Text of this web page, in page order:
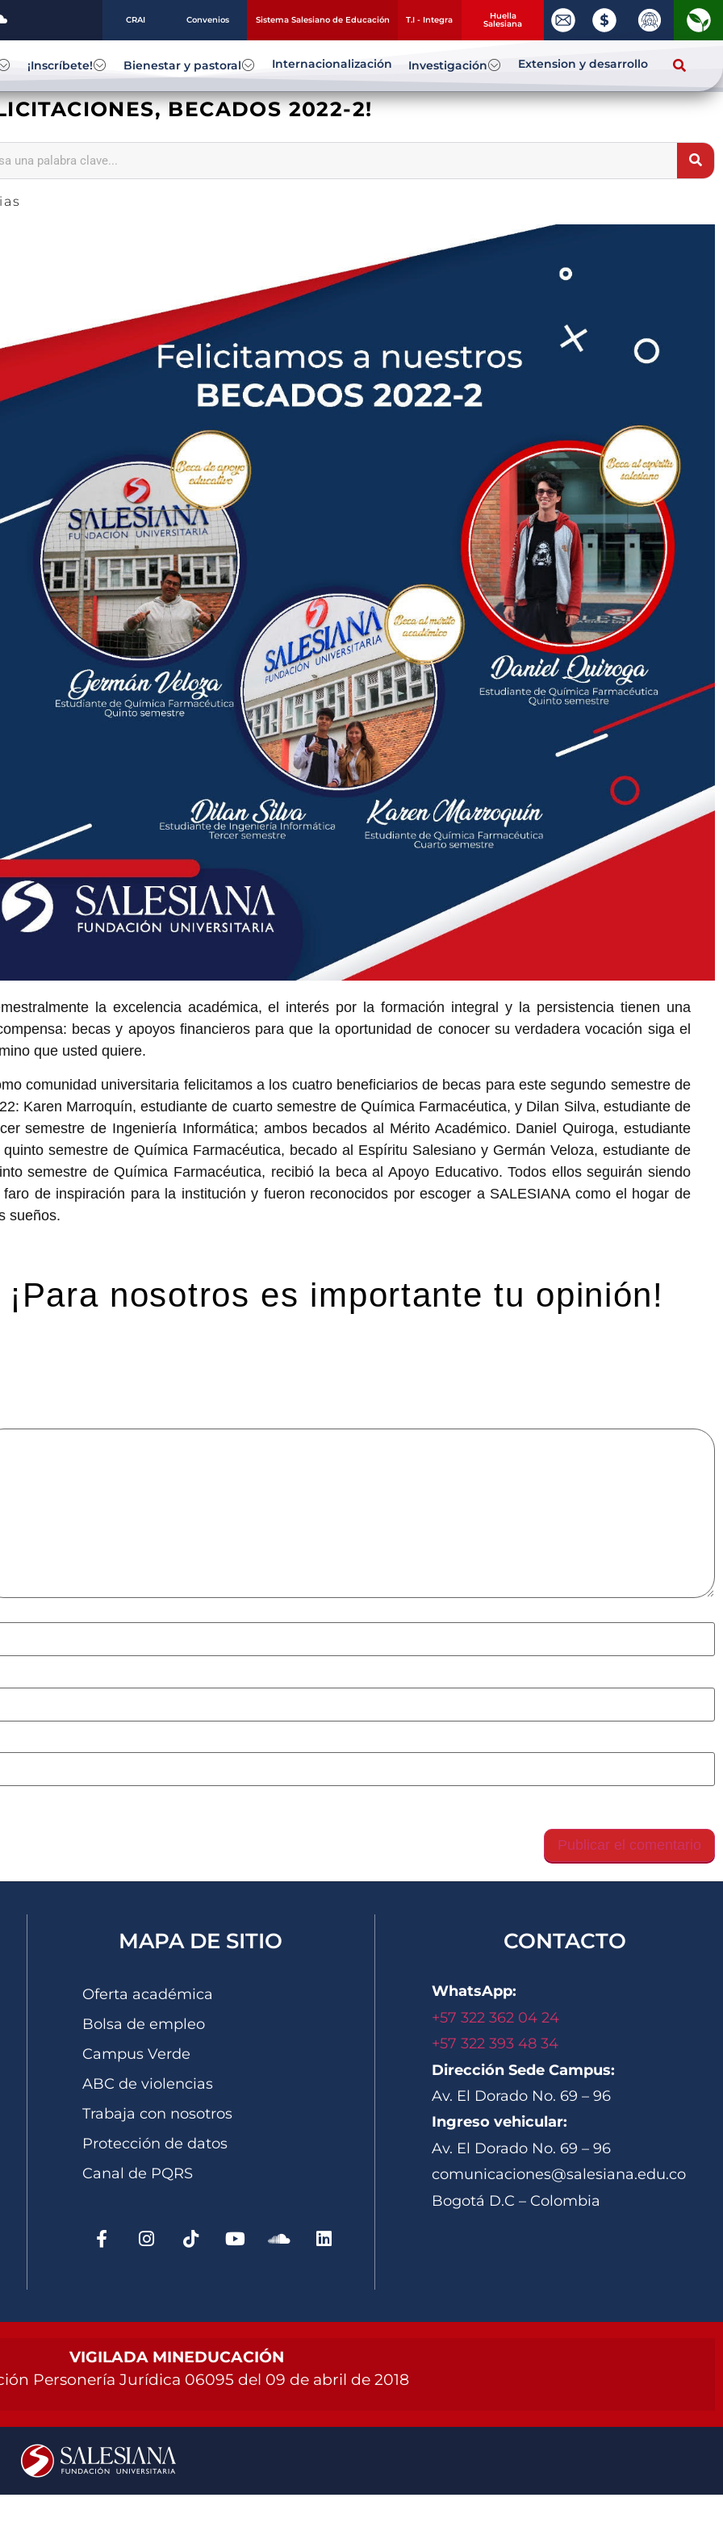
CRAI Convenios Sistema Salesiano de Educación T.I - Integra Huella
Salesiana
¡Inscríbete! Bienestar y pastoral Internacionalización Investigación Extension y desarrollo
BECADOS 2022-2!
la excelencia académica, el interés por la formación integral y la persistencia tienen una
becas y apoyos financieros para que la oportunidad de conocer su verdadera vocación siga el
que usted quiere.
comunidad universitaria felicitamos a los cuatro beneficiarios de becas para este segundo semestre de
Karen Marroquín, estudiante de cuarto semestre de Química Farmacéutica, y Dilan Silva, estudiante de
semestre de Ingeniería Informática; ambos becados al Mérito Académico. Daniel Quiroga, estudiante
quinto semestre de Química Farmacéutica, becado al Espíritu Salesiano y Germán Veloza, estudiante de
semestre de Química Farmacéutica, recibió la beca al Apoyo Educativo. Todos ellos seguirán siendo
faro de inspiración para la institución y fueron reconocidos por escoger a SALESIANA como el hogar de
sueños.
¡Para nosotros es importante tu opinión!
MAPA DE SITIO
Oferta académica
Bolsa de empleo
Campus Verde
ABC de violencias
Trabaja con nosotros
Protección de datos
Canal de PQRS
CONTACTO
WhatsApp:
+57 322 362 04 24
+57 322 393 48 34
Dirección Sede Campus:
Av. El Dorado No. 69 – 96
Ingreso vehicular:
Av. El Dorado No. 69 – 96
comunicaciones@salesiana.edu.co
Bogotá D.C – Colombia
VIGILADA MINEDUCACIÓN
Personería Jurídica 06095 del 09 de abril de 2018